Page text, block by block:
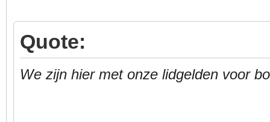
Quote:
We zijn hier met onze lidgelden voor